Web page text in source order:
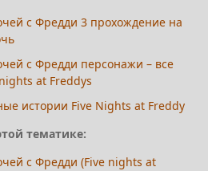
с Фредди 3 прохождение на
с Фредди персонажи – все
at Freddys
истории Five Nights at Freddy
тематике:
с Фредди (Five nights at